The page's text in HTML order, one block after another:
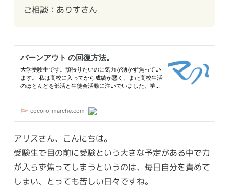
ご相談：ありすさん
アリスさん、こんにちは。
受験生で目の前に受験という大きな予定がある中で力
が入らず焦ってしまうというのは、毎日自分を責めて
しまい、とっても苦しい日々ですね。